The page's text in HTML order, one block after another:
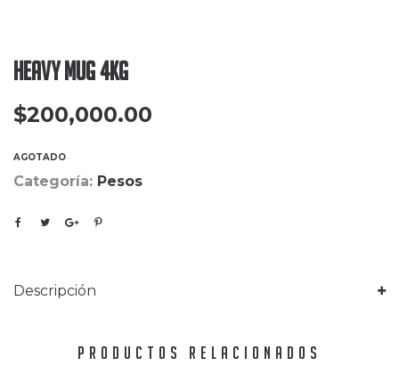
Heavy Mug 4kg
$200,000.00
AGOTADO
Categoría: Pesos
Descripción
PRODUCTOS RELACIONADOS